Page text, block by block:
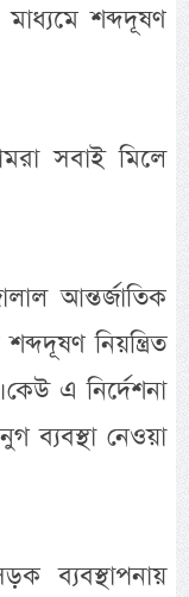
মাধ্যমে শব্দদূষণ
সবাই মিলে
আন্তর্জাতিক
নিয়ন্ত্রিত
এ নির্দেশনা
ব্যবস্থা নেওয়া
ব্যবস্থাপনায়